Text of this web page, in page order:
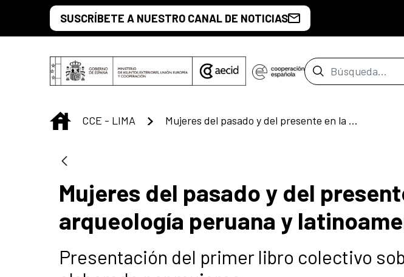
Saltar al contenido principal
SUSCRÍBETE A NUESTRO CANAL DE NOTICIAS
Barra de
INICIO
CCE - LIMA Mujeres del pasado y del presente en la arqueología peruana y latinoamericana
Mujeres del pasado y del
arqueología peruana y
Presentación del primer libro colectivo